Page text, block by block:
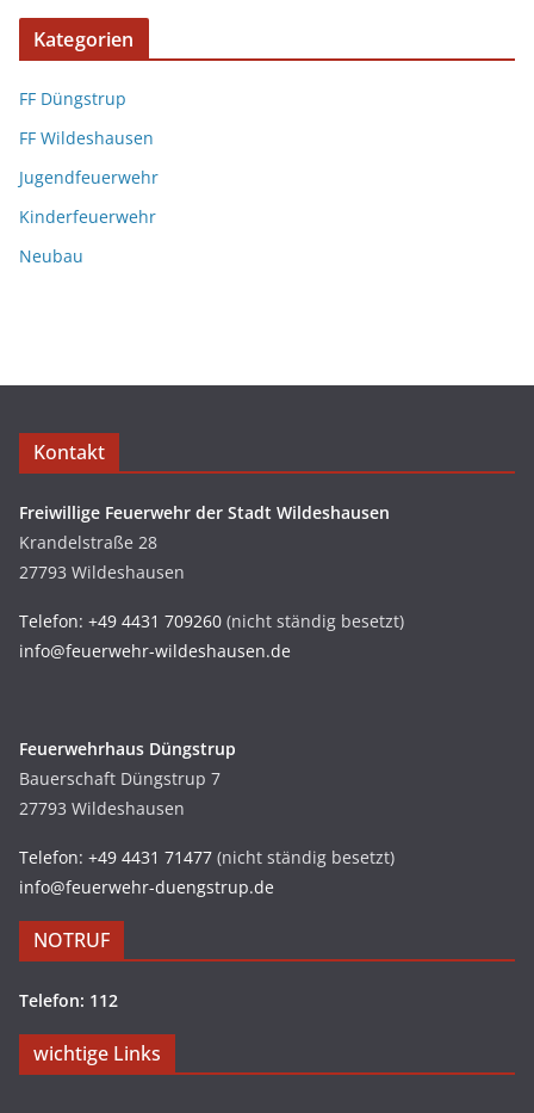
Kategorien
FF Düngstrup
FF Wildeshausen
Jugendfeuerwehr
Kinderfeuerwehr
Neubau
Kontakt
Freiwillige Feuerwehr der Stadt Wildeshausen
Krandelstraße 28
27793 Wildeshausen
Telefon: +49 4431 709260 (nicht ständig besetzt)
info@feuerwehr-wildeshausen.de
Feuerwehrhaus Düngstrup
Bauerschaft Düngstrup 7
27793 Wildeshausen
Telefon: +49 4431 71477 (nicht ständig besetzt)
info@feuerwehr-duengstrup.de
NOTRUF
Telefon: 112
wichtige Links